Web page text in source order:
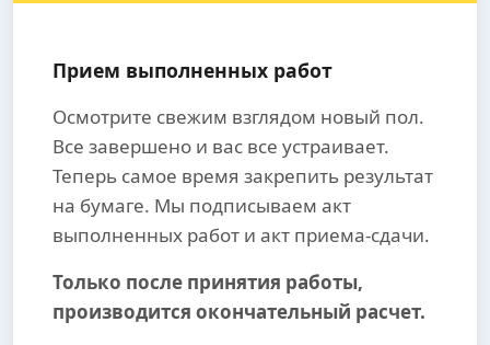
Прием выполненных работ
Осмотрите свежим взглядом новый пол.
Все завершено и вас все устраивает.
Теперь самое время закрепить результат
на бумаге. Мы подписываем акт
выполненных работ и акт приема-сдачи.
Только после принятия работы,
производится окончательный расчет.